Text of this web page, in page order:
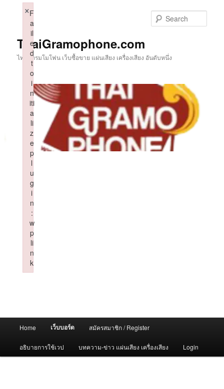
ThaiGramophone.com
ไทยแกรมโมโฟน เว็บซื้อขาย แผ่นเสียง เครื่องเสียง อันดับหนึ่ง
Home เว็บบอร์ด สมัครสมาชิก / Register
อธิบายการใช้เวป บทความ-ข่าว แผ่นเสียง เครื่องเสียง Login
F
a
il
e
d
t
o
i
n
iti
a
li
z
e
p
l
u
g
i
n
:
w
p
li
n
k
×
Failed to initialize plugin: wplink